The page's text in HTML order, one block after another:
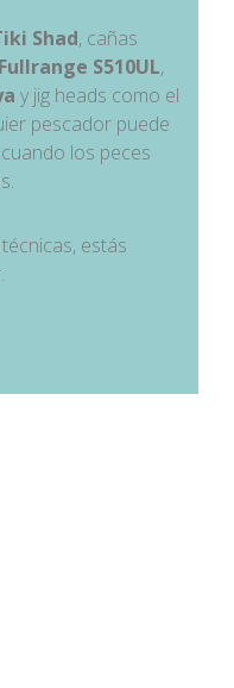
Shad, cañas
Fullrange S510UL,
y jig heads como el
pescador puede
los peces
estás